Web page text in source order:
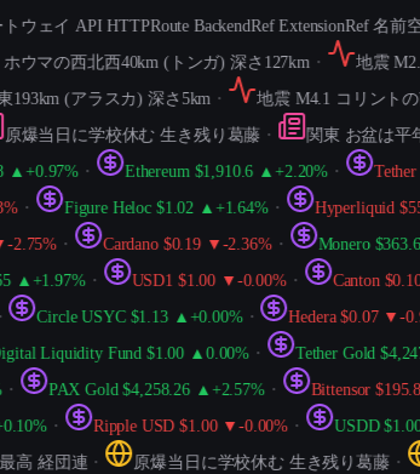
イ API HTTPRoute BackendRef ExtensionRef 名前空間
マの西北西40km (トンガ) 深さ127km・
地震 M2.9
(アラスカ) 深さ5km・ 地震 M4.1 コリントの
当日に学校休む 生き残り葛藤・ 関東 お盆は平年
・ Ethereum $1,910.6 ▲+2.20%・ Tether
Figure Heloc $1.02 ▲+1.64%・ Hyperliquid
・ Cardano $0.19 ▼-2.36%・ Monero $363.67
・ USD1 $1.00 ▼-0.00%・ Canton $0.10
Circle USYC $1.13 ▲+0.00%・ Hedera $0.07 ▼-
Liquidity Fund $1.00 ▲0.00%・ Tether Gold
PAX Gold $4,258.26 ▲+2.57%・ Bittensor $195.87
・ Ripple USD $1.00 ▼-0.00%・ USDD $1.00
経団連・ 原爆当日に学校休む 生き残り葛藤・